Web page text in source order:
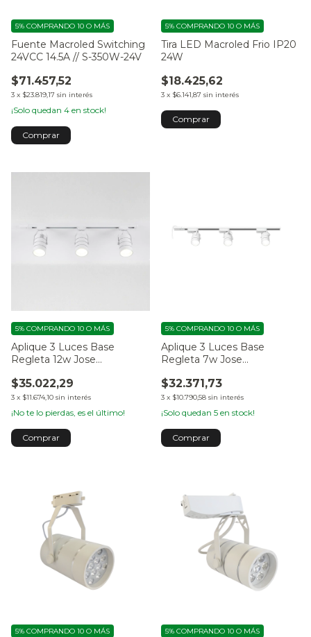
Fuente Macroled Switching
24VCC 14.5A // S-350W-24V
$71.457,52
3 x $23.819,17 sin interés
5% COMPRANDO 10 O MÁS
¡Solo quedan 4 en stock!
Tira LED Macroled Frio IP20
24W
$18.425,62
3 x $6.141,87 sin interés
5% COMPRANDO 10 O MÁS
Aplique 3 Luces Base
Regleta 12w Jose
$35.022,29
3 x $11.674,10 sin interés
5% COMPRANDO 10 O MÁS
¡No te lo pierdas, es el último!
Aplique 3 Luces Base
Regleta 7w Jose
$32.371,73
3 x $10.790,58 sin interés
5% COMPRANDO 10 O MÁS
¡Solo quedan 5 en stock!
5% COMPRANDO 10 O MÁS 5% COMPRANDO 10 O MÁS